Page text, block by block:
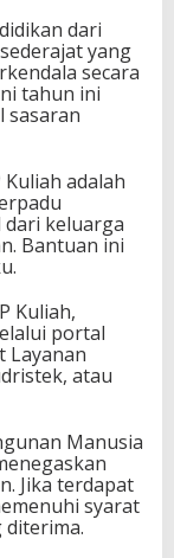
dari
yang
secara
tahun ini
sasaran
adalah
dari keluarga
Bantuan ini
Kuliah,
portal
Layanan
atau
Manusia
Jika terdapat
syarat